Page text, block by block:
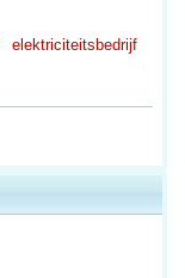
elektriciteitsbedrijf